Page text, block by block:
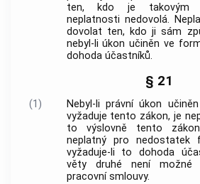
ten, kdo je takovým
neplatnosti nedovolá.
dovolat ten, kdo ji sám
nebyl-li úkon učiněn ve
dohoda účastníků.
§ 21
(1)
Nebyl-li právní úkon
vyžaduje tento zákon, je
to výslovně tento
neplatný pro nedostatek
vyžaduje-li to dohoda
věty druhé není možné
pracovní smlouvy.